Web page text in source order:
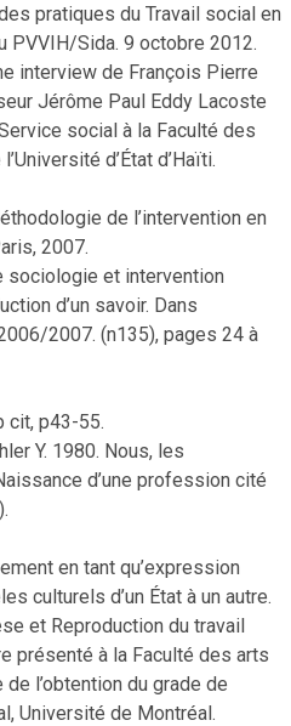
pratiques du Travail social en
PVVIH/Sida. 9 octobre 2012.
interview de François Pierre
Jérôme Paul Eddy Lacoste
social à la Faculté des
d’État d’Haïti.
de l’intervention en
2007.
sociologie et intervention
d’un savoir. Dans
2007. (n135), pages 24 à
cit, p43-55.
Y. 1980. Nous, les
d’une profession cité
en tant qu’expression
culturels d’un État à un autre.
et Reproduction du travail
présenté à la Faculté des arts
l’obtention du grade de
Université de Montréal.